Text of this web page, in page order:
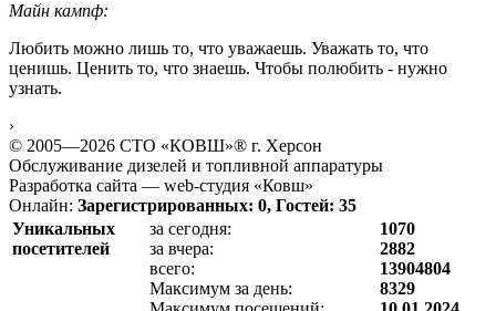
Майн кампф:
Любить можно лишь то, что уважаешь. Уважать то, что
ценишь. Ценить то, что знаешь. Чтобы полюбить - нужно
узнать.
›
© 2005—2026 СТО «КОВШ»® г. Херсон
Обслуживание дизелей и топливной аппаратуры
Разработка сайта — web-студия «Ковш»
Онлайн: Зарегистрированных: 0, Гостей: 35
Уникальных
посетителей
за сегодня:
за вчера:
всего:
Максимум за день:
1070
2882
13904804
8329